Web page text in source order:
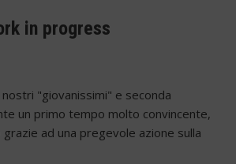
in progress
"giovanissimi" e seconda
un primo tempo molto convincente,
grazie ad una pregevole azione sulla